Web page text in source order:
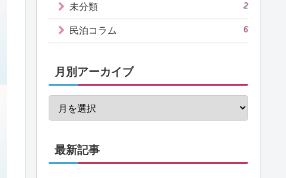
未分類 2
民泊コラム 6
月別アーカイブ
最新記事